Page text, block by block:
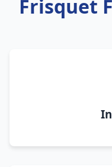
Frisquet